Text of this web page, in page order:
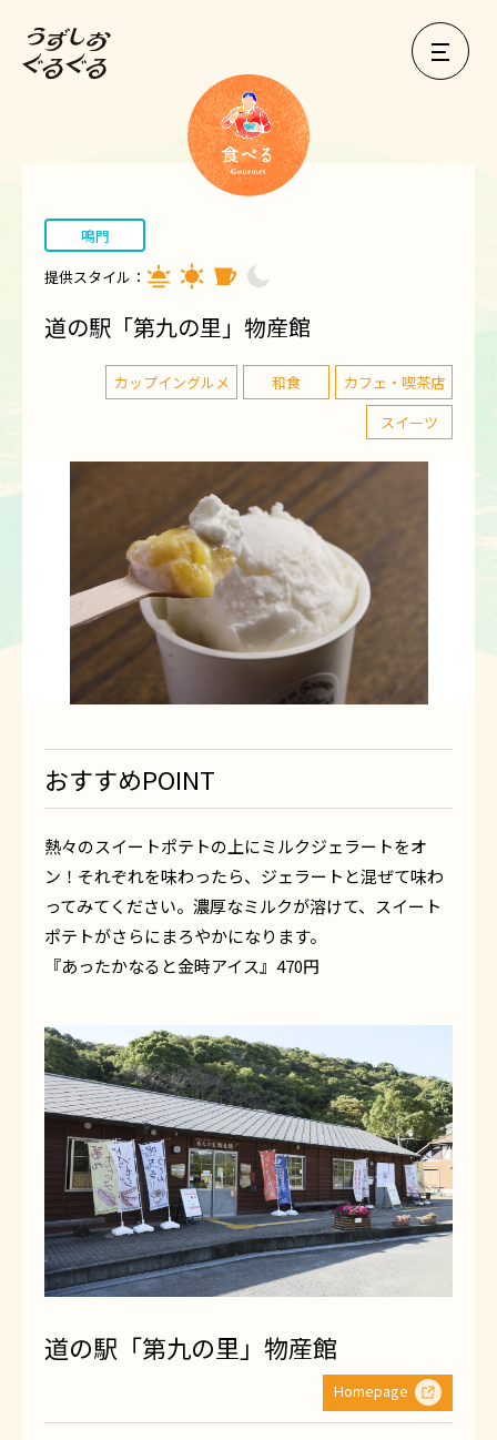
鳴門
提供スタイル：
道の駅「第九の里」物産館
カップイングルメ 和食
カフェ・喫茶店
スイーツ
おすすめPOINT
熱々のスイートポテトの上にミルクジェラートをオ
ン！それぞれを味わったら、ジェラートと混ぜて味わ
ってみてください。濃厚なミルクが溶けて、スイート
ポテトがさらにまろやかになります。
『あったかなると金時アイス』470円
道の駅「第九の里」物産館
Homepage